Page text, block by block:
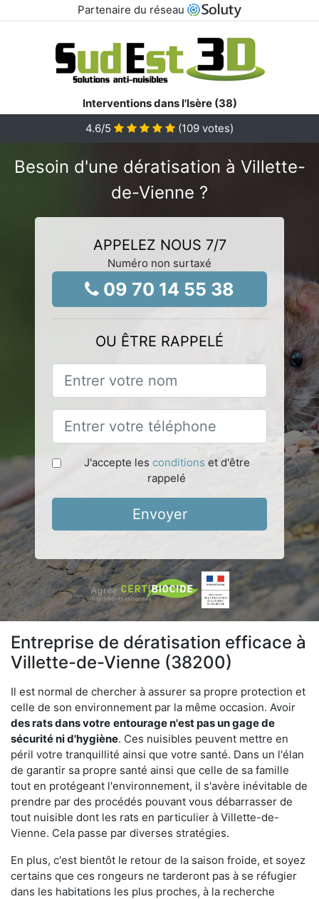
Partenaire du réseau
Interventions dans l'Isère (38)
4.6/5 (109 votes)
Besoin d'une dératisation à Villette-
de-Vienne ?
APPELEZ NOUS 7/7
Numéro non surtaxé
09 70 14 55 38
OU ÊTRE RAPPELÉ
J'accepte les conditions et d'être
rappelé
Envoyer
Entreprise de dératisation efficace à
Villette-de-Vienne (38200)
Il est normal de chercher à assurer sa propre protection et
celle de son environnement par la même occasion. Avoir
des rats dans votre entourage n'est pas un gage de
sécurité ni d'hygiène. Ces nuisibles peuvent mettre en
péril votre tranquillité ainsi que votre santé. Dans un l'élan
de garantir sa propre santé ainsi que celle de sa famille
tout en protégeant l'environnement, il s'avère inévitable de
prendre par des procédés pouvant vous débarrasser de
tout nuisible dont les rats en particulier à Villette-de-
Vienne. Cela passe par diverses stratégies.
En plus, c'est bientôt le retour de la saison froide, et soyez
certains que ces rongeurs ne tarderont pas à se réfugier
dans les habitations les plus proches, à la recherche